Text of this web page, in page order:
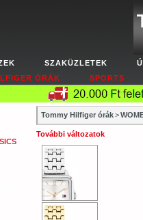
SZAKÜZLETEK
ÓRÁK
SPORTS
Tommy Hilfiger órák >
További változatok